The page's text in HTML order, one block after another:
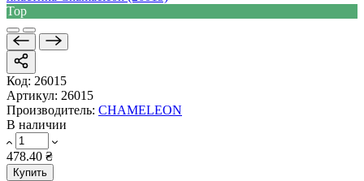
Top
Код: 26015
Артикул: 26015
Производитель: CHAMELEON
В наличии
478.40 ₴
Купить